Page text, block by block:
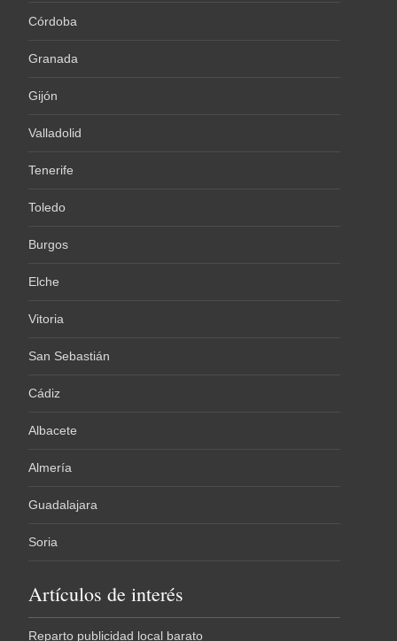
Córdoba
Granada
Gijón
Valladolid
Tenerife
Toledo
Burgos
Elche
Vitoria
San Sebastián
Cádiz
Albacete
Almería
Guadalajara
Soria
Artículos de interés
Reparto publicidad local barato